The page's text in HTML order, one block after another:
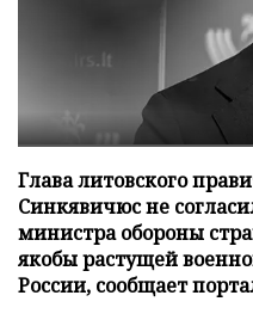
Глава литовского
Синкявичюс не
министра обороны
якобы растущей
России, сообщает